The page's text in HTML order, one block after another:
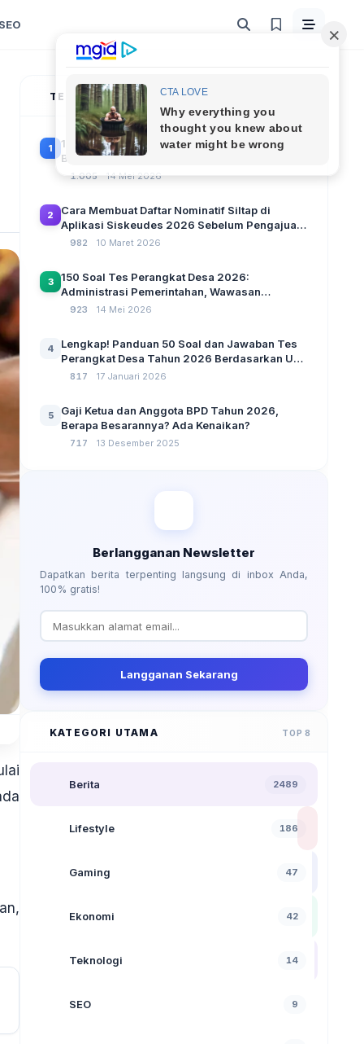
TERPOPULER
1
100 Soal Tes Perangkat Desa Terbaru 2026
Beserta Kunci Jawaban: Latihan CAT Berbasis
1.005 14 Mei 2026
2
Cara Membuat Daftar Nominatif Siltap di
Aplikasi Siskeudes 2026 Sebelum Pengajuan
SPP Pencairan Dana Desa
982 10 Maret 2026
3
150 Soal Tes Perangkat Desa 2026:
Administrasi Pemerintahan, Wawasan
Kebangsaan, dan Komputer Beserta Jawaban
923 14 Mei 2026
4
Lengkap! Panduan 50 Soal dan Jawaban Tes
Perangkat Desa Tahun 2026 Berdasarkan UU
No 3 Tahun 2024
817 17 Januari 2026
5
Gaji Ketua dan Anggota BPD Tahun 2026,
Berapa Besarannya? Ada Kenaikan?
717 13 Desember 2025
Berlangganan Newsletter
Dapatkan berita terpenting langsung di inbox Anda,
100% gratis!
Langganan Sekarang
KATEGORI UTAMA TOP 8
Berita 2489
Lifestyle 186
Gaming 47
Ekonomi 42
Teknologi 14
SEO 9